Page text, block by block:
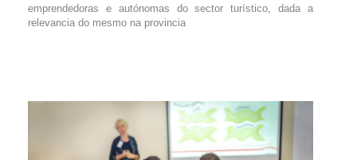
emprendedoras e autónomas do sector turístico, dada a
relevancia do mesmo na provincia